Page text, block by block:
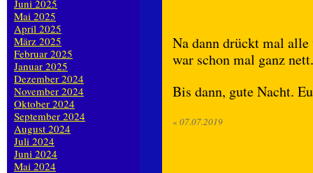
Na dann drückt mal
war schon mal ganz nett.
Bis dann, gute Nacht.
« 07.07.2019
Juni 2025
Mai 2025
April 2025
März 2025
Februar 2025
Januar 2025
Dezember 2024
November 2024
Oktober 2024
September 2024
August 2024
Juli 2024
Juni 2024
Mai 2024